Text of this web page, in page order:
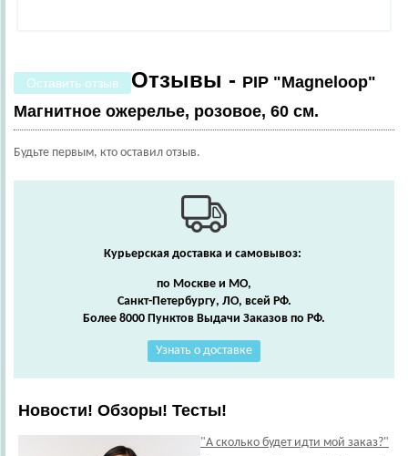
Оставить отзыв Отзывы - PIP "Magneloop"
Магнитное ожерелье, розовое, 60 см.
Будьте первым, кто оставил отзыв.
Курьерская доставка и самовывоз:
по Москве и МО,
Санкт-Петербургу, ЛО, всей РФ.
Более 8000 Пунктов Выдачи Заказов по РФ.
Узнать о доставке
Новости! Обзоры! Тесты!
"А сколько будет идти мой заказ?"